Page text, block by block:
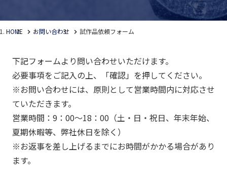
HOME お問い合わせ 試作品依頼フォーム
下記フォームより問い合わせいただけます。
必要事項をご記入の上、「確認」を押してください。
※お問い合わせには、原則として営業時間内に対応させ
ていただきます。
営業時間：9：00～18：00（土・日・祝日、年末年始、
夏期休暇等、弊社休日を除く）
※お返事を差し上げるまでにお時間がかかる場合があり
ます。